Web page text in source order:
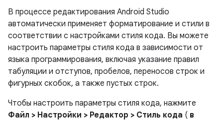
В процессе редактирования Android Studio
автоматически применяет форматирование и стили в
соответствии с настройками стиля кода. Вы можете
настроить параметры стиля кода в зависимости от
языка программирования, включая указание правил
табуляции и отступов, пробелов, переносов строк и
фигурных скобок, а также пустых строк.
Чтобы настроить параметры стиля кода, нажмите
Файл > Настройки > Редактор > Стиль кода ( в